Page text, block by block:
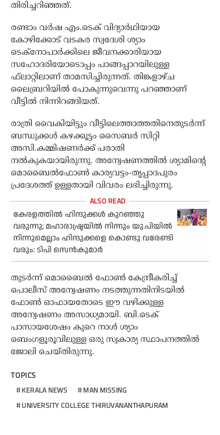
തിരിച്ചറിഞ്ഞത്.
രണ്ടാം വര്‍ഷ എം.ടെക് വിദ്യാര്‍ഥിയായ
കോഴിക്കോട് വടകര സ്വദേശി ശ്യാം
ടെക്‌നോപാര്‍ക്കിലെ ജീവനക്കാരിയായ
സഹോദരിയോടൊപ്പം പാങ്ങപ്പാറയിലുള്ള
ഫ്‌ലാറ്റിലാണ് താമസിച്ചിരുന്നത്. തിങ്കളാഴ്ച
ലൈബ്രറിയില്‍ പോകുന്നുവെന്നു പറഞ്ഞാണ്
വീട്ടില്‍ നിന്നിറങ്ങിയത്.
രാത്രി വൈകിയിട്ടും വീട്ടിലെത്താത്തതിനെതുടര്‍ന്ന്
ബന്ധുക്കള്‍ കഴക്കൂട്ടം സൈബര്‍ സിറ്റി
അസി.കമ്മിഷണര്‍ക്ക് പരാതി
നല്‍കുകയായിരുന്നു. അന്വേഷണത്തില്‍ ശ്യാമിന്റെ
മൊബൈല്‍ഫോണ്‍ കാര്യവട്ടം-തൃപ്പാദപുരം
പ്രദേശത്ത് ഉള്ളതായി വിവരം ലഭിച്ചിരുന്നു.
കേരളത്തില്‍ ഹിന്ദുക്കള്‍ കുറഞ്ഞു
വരുന്നു; മഹാരാഷ്ട്രയില്‍ നിന്നും യു.പിയില്‍
നിന്നുമെല്ലാം ഹിന്ദുക്കളെ കൊണ്ടു വരേണ്ടി
വരും: ടിപി സെന്‍കുമാര്‍
തുടര്‍ന്ന് മൊബൈല്‍ ഫോണ്‍ കേന്ദ്രീകരിച്ച്
പൊലീസ് അന്വേഷണം നടത്തുന്നതിനിടയില്‍
ഫോണ്‍ ഓഫായതോടെ ഈ വഴിക്കുള്ള
അന്വേഷണം അസാധ്യമായി. ബി.ടെക്
പാസായശേഷം കുറെ നാള്‍ ശ്യാം
ബെംഗളൂരൂവിലുള്ള ഒരു സ്വകാര്യ സ്ഥാപനത്തില്‍
ജോലി ചെയ്തിരുന്നു.
TOPICS
KERALA NEWS
MAN MISSING
UNIVERSITY COLLEGE THIRUVANANTHAPURAM